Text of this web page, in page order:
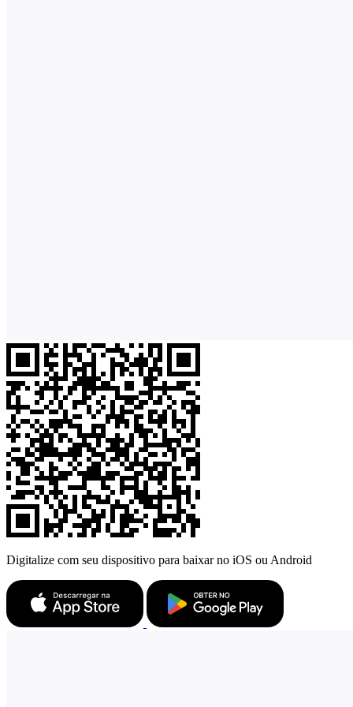
Digitalize com seu dispositivo para baixar no iOS ou Android